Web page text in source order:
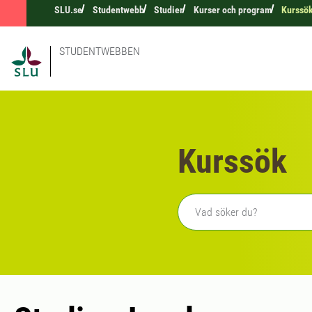
SLU.se Studentwebb Studier Kurser och program
STUDENTWEBBEN
Kurssök
Fritext sökning